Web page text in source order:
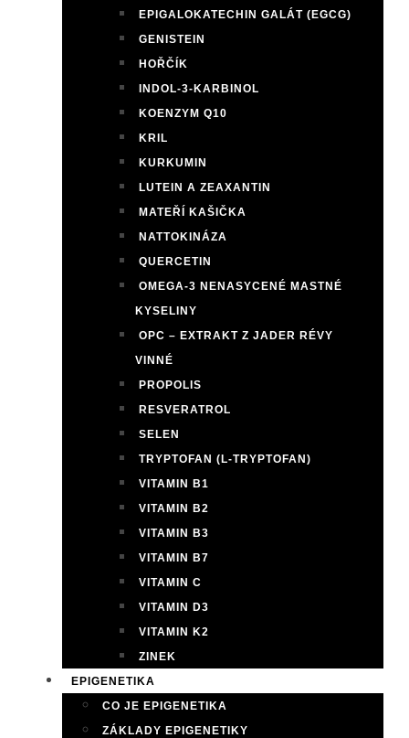
EPIGALOKATECHIN GALÁT (EGCG)
GENISTEIN
HOŘČÍK
INDOL-3-KARBINOL
KOENZYM Q10
KRIL
KURKUMIN
LUTEIN A ZEAXANTIN
MATEŘÍ KAŠIČKA
NATTOKINÁZA
QUERCETIN
OMEGA-3 NENASYCENÉ MASTNÉ
KYSELINY
OPC – EXTRAKT Z JADER RÉVY
VINNÉ
PROPOLIS
RESVERATROL
SELEN
TRYPTOFAN (L-TRYPTOFAN)
VITAMIN B1
VITAMIN B2
VITAMIN B3
VITAMIN B7
VITAMIN C
VITAMIN D3
VITAMIN K2
ZINEK
EPIGENETIKA
CO JE EPIGENETIKA
ZÁKLADY EPIGENETIKY